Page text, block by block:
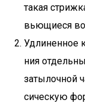
такая
вью­щи­е­ся
Удли­нен­ное
ния
заты­лоч­ной
си­че­скую